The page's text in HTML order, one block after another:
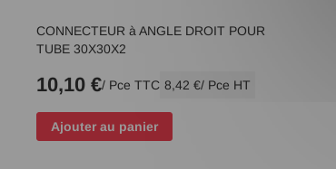
CONNECTEUR à ANGLE DROIT POUR
TUBE 30X30X2
10,10 €/ Pce TTC 8,42 €/ Pce HT
Ajouter au panier